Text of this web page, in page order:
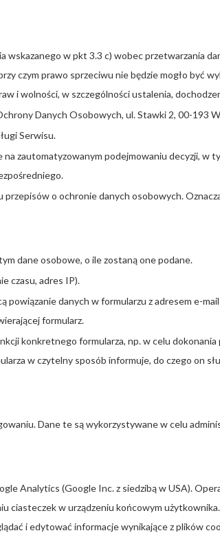
wskazanego w pkt 3.3 c) wobec przetwarzania
czym prawo sprzeciwu nie będzie mogło być
i wolności, w szczególności ustalenia,
Danych Osobowych, ul. Stawki 2, 00-193
Serwisu.
zautomatyzowanym podejmowaniu decyzji, w
o ochronie danych osobowych.
dane osobowe, o ile zostaną one podane.
czasu, adres IP).
powiązanie danych w formularzu z adresem e-
formularz.
konkretnego formularza, np. w celu
w czytelny sposób informuje, do czego on
Dane te są wykorzystywane w celu
Analytics (Google Inc. z siedzibą w USA).
ciasteczek w urządzeniu końcowym
i edytować informacje wynikające z plików